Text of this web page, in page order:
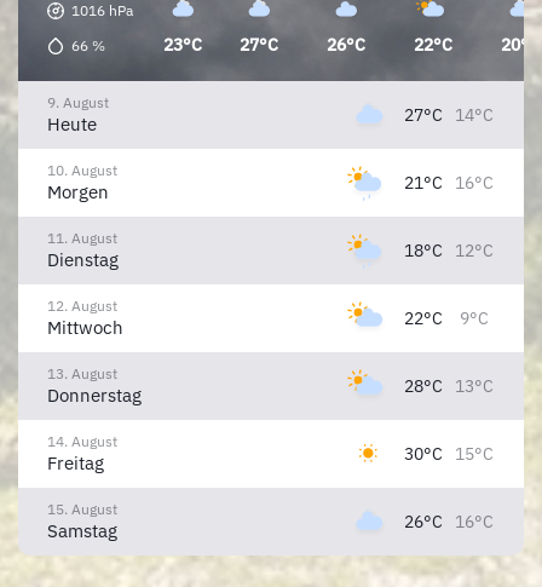
1016 hPa
66 % 23°C 27°C 26°C 22°C 20°C
9. August
Heute 27°C 14°C
10. August
Morgen 21°C 16°C
11. August
Dienstag 18°C 12°C
12. August
Mittwoch 22°C 9°C
13. August
Donnerstag 28°C 13°C
14. August
Freitag 30°C 15°C
15. August
Samstag 26°C 16°C